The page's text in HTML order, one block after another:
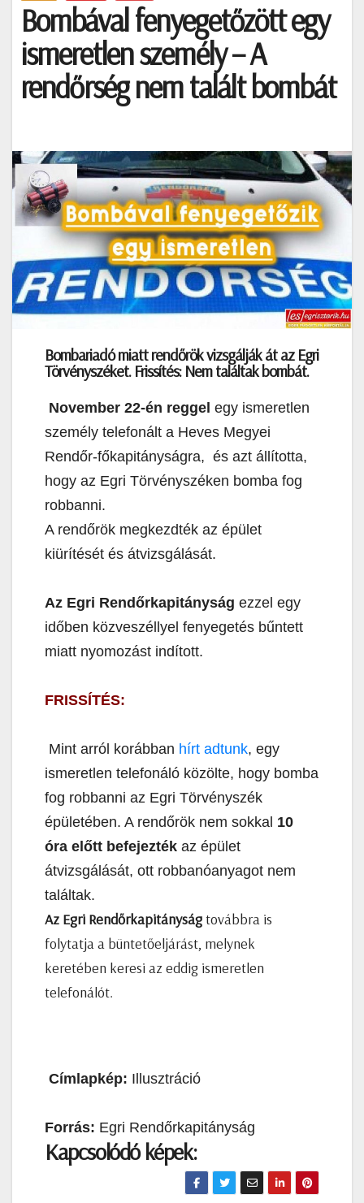
Bombával fenyegetőzött egy
ismeretlen személy – A
rendőrség nem talált bombát
Bombariadó miatt rendőrök vizsgálják át az Egri
Törvényszéket. Frissítés: Nem találtak bombát.
November 22-én reggel egy ismeretlen
személy telefonált a Heves Megyei
Rendőr-főkapitányságra, és azt állította,
hogy az Egri Törvényszéken bomba fog
robbanni.
A rendőrök megkezdték az épület
kiürítését és átvizsgálását.
Az Egri Rendőrkapitányság ezzel egy
időben közveszéllyel fenyegetés bűntett
miatt nyomozást indított.
FRISSÍTÉS:
Mint arról korábban hírt adtunk, egy
ismeretlen telefonáló közölte, hogy bomba
fog robbanni az Egri Törvényszék
épületében. A rendőrök nem sokkal 10
óra előtt befejezték az épület
átvizsgálását, ott robbanóanyagot nem
találtak.
Az Egri Rendőrkapitányságtovábbra is
folytatja a büntetőeljárást, melynek
keretében keresi az eddig ismeretlen
telefonálót.
Címlapkép: Illusztráció
Forrás: Egri Rendőrkapitányság
Kapcsolódó képek: